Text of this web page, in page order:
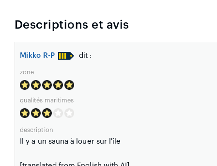
Descriptions et avis
Mikko R-P dit :
zone
qualités maritimes
description
Il y a un sauna à louer sur l'île